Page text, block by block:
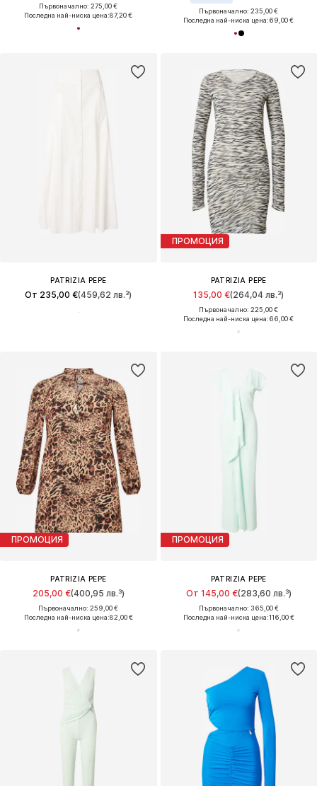
Първоначално: 275,00 €
Последна най-ниска цена:87,20 €
Първоначално: 235,00 €
Последна най-ниска цена:69,00 €
PATRIZIA PEPE
От 235,00 €(459,62 лв.³)
ПРОМОЦИЯ
PATRIZIA PEPE
135,00 €(264,04 лв.³)
Първоначално: 225,00 €
Последна най-ниска цена:66,00 €
ПРОМОЦИЯ
PATRIZIA PEPE
205,00 €(400,95 лв.³)
Първоначално: 259,00 €
Последна най-ниска цена:82,00 €
ПРОМОЦИЯ
PATRIZIA PEPE
От 145,00 €(283,60 лв.³)
Първоначално: 365,00 €
Последна най-ниска цена:116,00 €